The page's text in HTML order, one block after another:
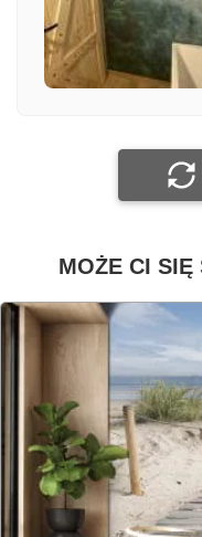
Załącz zdjęcie
MOŻE CI SIĘ